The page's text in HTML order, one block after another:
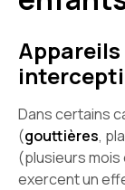
Dans certains
(gouttières,
(plusieurs
exercent un